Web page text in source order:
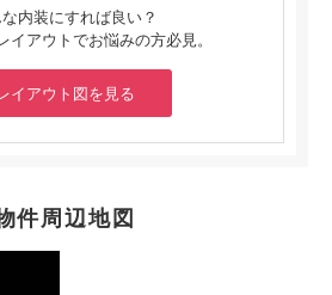
な内装にすれば良い？
イアウトでお悩みの方必見。
イアウト図を見る
件周辺地図